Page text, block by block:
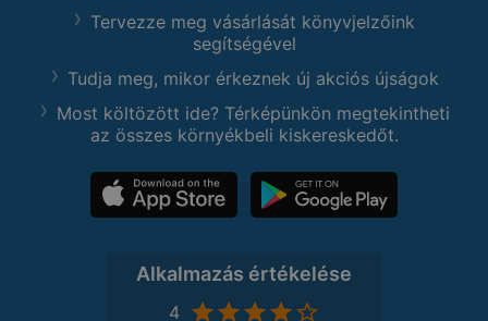
Tervezze meg vásárlását könyvjelzőink
segítségével
Tudja meg, mikor érkeznek új akciós újságok
Most költözött ide? Térképünkön megtekintheti
az összes környékbeli kiskereskedőt.
Alkalmazás értékelése
4